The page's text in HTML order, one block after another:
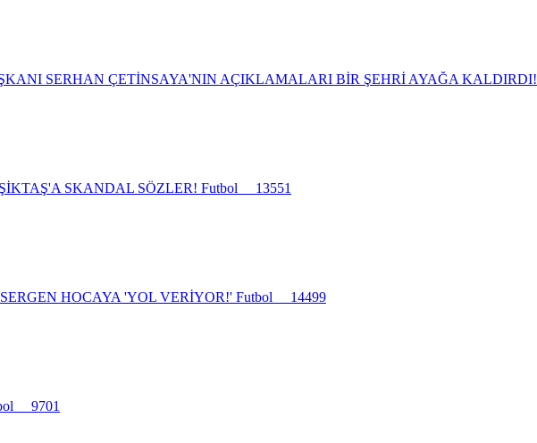
SERHAN ÇETİNSAYA'NIN AÇIKLAMALARI BİR ŞEHRİ AYAĞA KALDIRDI!
SKANDAL SÖZLER! Futbol 13551
HOCAYA 'YOL VERİYOR!' Futbol 14499
9701